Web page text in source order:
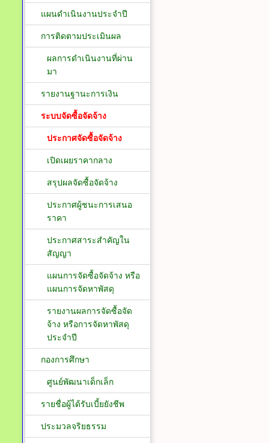
แผนดำเนินงานประจำปี
การติดตามประเมินผล
ผลการดำเนินงานที่ผ่าน
มา
รายงานฐานะการเงิน
ระบบจัดซื้อจัดจ้าง
ประกาศจัดซื้อจัดจ้าง
เปิดเผยราคากลาง
สรุปผลจัดซื้อจัดจ้าง
ประกาศผู้ชนะการเสนอ
ราคา
ประกาศสาระสำคัญใน
สัญญา
แผนการจัดซื้อจัดจ้าง หรือ
แผนการจัดหาพัสดุ
รายงานผลการจัดซื้อจัด
จ้าง หรือการจัดหาพัสดุ
ประจำปี
กองการศึกษา
ศูนย์พัฒนาเด็กเล็ก
รายชื่อผู้ได้รับเบี้ยยังชีพ
ประมวลจริยธรรม